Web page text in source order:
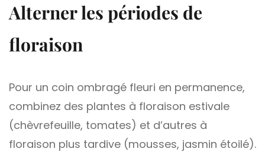
Alterner les périodes de
floraison
Pour un coin ombragé fleuri en permanence,
combinez des plantes à floraison estivale
(chèvrefeuille, tomates) et d’autres à
floraison plus tardive (mousses, jasmin étoilé).